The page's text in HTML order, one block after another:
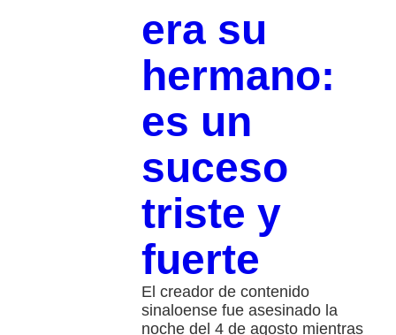
era su
hermano:
es un
suceso
triste y
fuerte
El creador de contenido
sinaloense fue asesinado la
noche del 4 de agosto mientras